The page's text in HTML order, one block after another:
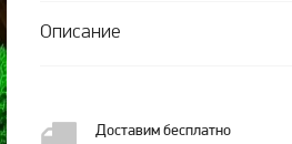
Описание
Доставим бесплатно